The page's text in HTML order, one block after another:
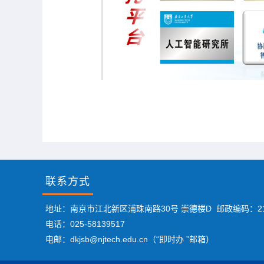
联系方式
地址：南京市江北新区浦珠南路30号 崇德楼D 邮政编码：
电话：025-58139517
电邮：dkjsb@njtech.edu.cn（“即时办 ”邮箱）